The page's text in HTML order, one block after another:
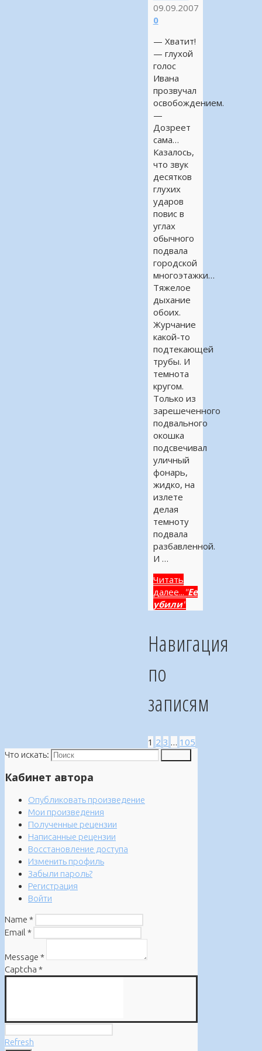
09.09.2007
0
— Хватит!
— глухой
голос
Ивана
прозвучал
освобождением.
—
Дозреет
сама…
Казалось,
что звук
десятков
глухих
ударов
повис в
углах
обычного
подвала
городской
многоэтажки…
Тяжелое
дыхание
обоих.
Журчание
какой-то
подтекающей
трубы. И
темнота
кругом.
Только из
зарешеченного
подвального
окошка
подсвечивал
уличный
фонарь,
жидко, на
излете
делая
темноту
подвала
разбавленной.
И …
Читать
далее... "Ее
убили"
Навигация
по
записям
1 2 3 … 105
Что искать:
Кабинет автора
Опубликовать произведение
Мои произведения
Полученные рецензии
Написанные рецензии
Восстановление доступа
Изменить профиль
Забыли пароль?
Регистрация
Войти
Name *
Email *
Message *
Captcha *
Refresh